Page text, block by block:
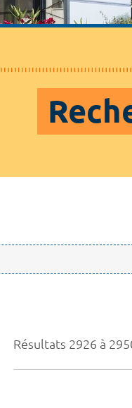
Résultats 2926 à